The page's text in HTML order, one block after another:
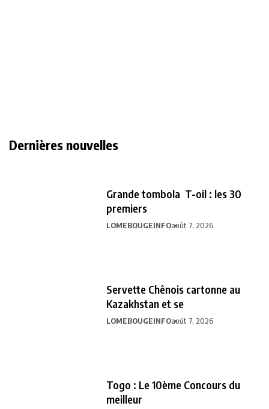
Dernières nouvelles
Grande tombola T-oil : les 30
premiers
LOMEBOUGEINFOaoût 7, 2026
Servette Chênois cartonne au
Kazakhstan et se
LOMEBOUGEINFOaoût 7, 2026
Togo : Le 10ème Concours du
meilleur